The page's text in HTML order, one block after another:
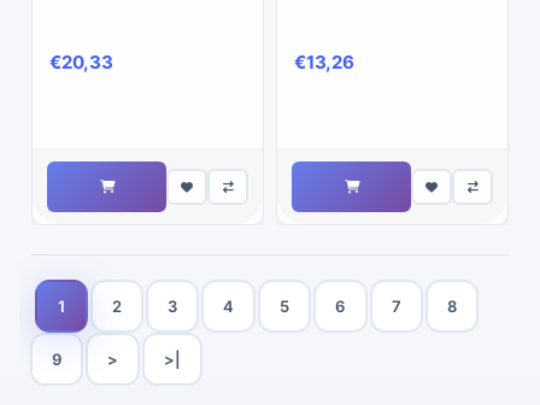
€20,33 €13,26
1 2 3 4 5 6 7 8
9 > >|